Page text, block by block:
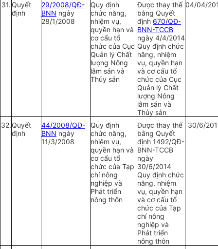
31. Quyết
định
29/2008/QĐ-
BNN ngày
28/1/2008
Quy định
chức năng,
nhiệm vụ,
quyền hạn và
cơ cấu tổ
chức của Cục
Quản lý Chất
lượng Nông
lâm sản và
Thủy sản
Được thay thế
bằng Quyết
định 670/QĐ-
BNN-TCCB
ngày 4/4/2014
Quy định chức
năng, nhiệm
vụ, quyền hạn
và cơ cấu tổ
chức của Cục
Quản lý Chất
lượng Nông
lâm sản và
Thủy sản
04/04/
32.Quyết
định
44/2008/QĐ-
BNN ngày
11/3/2008
Quy định
chức năng,
nhiệm vụ,
quyền hạn và
cơ cấu tổ
chức của Tạp
chí nông
nghiệp và
Phát triển
nông thôn
Được thay thế
bằng Quyết
định 1492/QĐ-
BNN-TCCB
ngày
30/6/2014
Quy định chức
năng, nhiệm
vụ, quyền hạn
và cơ cấu tổ
chức của Tạp
chí nông
nghiệp và
Phát triển
nông thôn
30/6/